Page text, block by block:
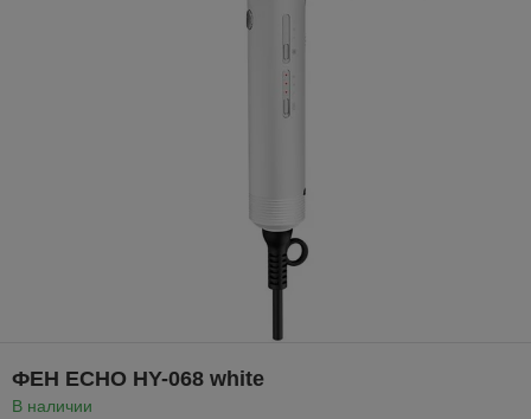
ФЕН ECHO HY-068 white
В наличии